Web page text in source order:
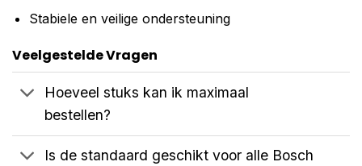
Stabiele en veilige ondersteuning
Veelgestelde Vragen
Hoeveel stuks kan ik maximaal
bestellen?
Is de standaard geschikt voor alle Bosch